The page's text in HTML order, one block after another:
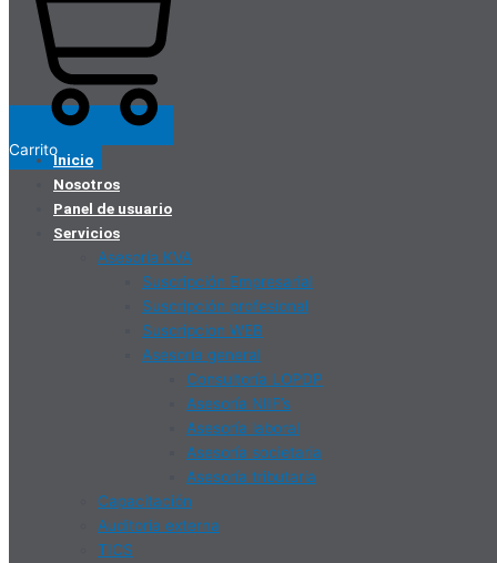
Carrito
Inicio
Nosotros
Panel de usuario
Servicios
Asesoría KVA
Suscripción Empresarial
Suscripción profesional
Suscripcion WEB
Asesoría general
Consultoría LOPDP
Asesoría NIIF’s
Asesoría laboral
Asesoría societaria
Asesoría tributaria
Capacitación
Auditoria externa
TICS